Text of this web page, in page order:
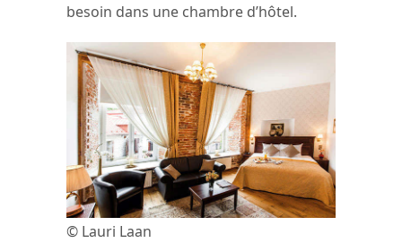
besoin dans une chambre d’hôtel.
© Lauri Laan